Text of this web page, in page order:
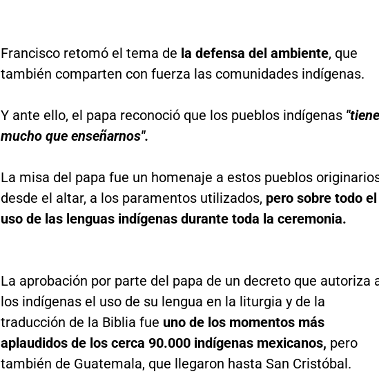
Francisco retomó el tema de la defensa del ambiente, que
también comparten con fuerza las comunidades indígenas.
Y ante ello, el papa reconoció que los pueblos indígenas
mucho que enseñarnos".
La misa del papa fue un homenaje a estos pueblos
desde el altar, a los paramentos utilizados, pero sobre todo el
uso de las lenguas indígenas durante toda la ceremonia.
La aprobación por parte del papa de un decreto que autoriza
los indígenas el uso de su lengua en la liturgia y de la
traducción de la Biblia fue uno de los momentos más
aplaudidos de los cerca 90.000 indígenas mexicanos, pero
también de Guatemala, que llegaron hasta San Cristóbal.